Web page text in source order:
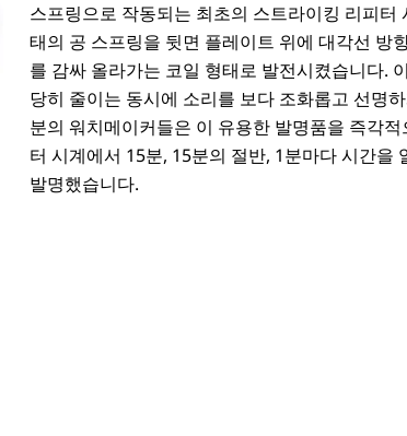
스프링으로 작동되는 최초의 스트라이킹 리피
태의 공 스프링을 뒷면 플레이트 위에 대각선 방
를 감싸 올라가는 코일 형태로 발전시켰습니다.
당히 줄이는 동시에 소리를 보다 조화롭고 선명
분의 워치메이커들은 이 유용한 발명품을 즉각
터 시계에서 15분, 15분의 절반, 1분마다 시간을
발명했습니다.